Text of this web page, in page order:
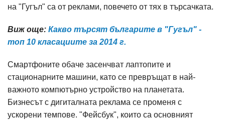
на "Гугъл" са от реклами, повечето от тях в търсачката.
Виж още: Какво търсят българите в "Гугъл" -
топ 10 класациите за 2014 г.
Смартфоните обаче засенчват лаптопите и
стационарните машини, като се превръщат в най-
важното компютърно устройство на планетата.
Бизнесът с дигиталната реклама се променя с
ускорени темпове. "Фейсбук", които са основният